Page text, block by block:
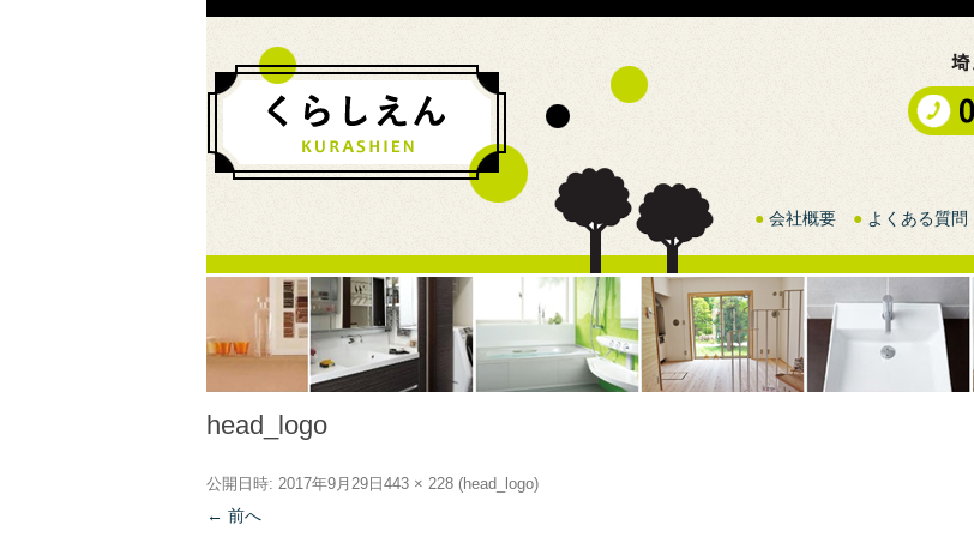
● 会社概要 ● よくある質問
head_logo
公開日時: 2017年9月29日 443 × 228 (head_logo)
← 前へ